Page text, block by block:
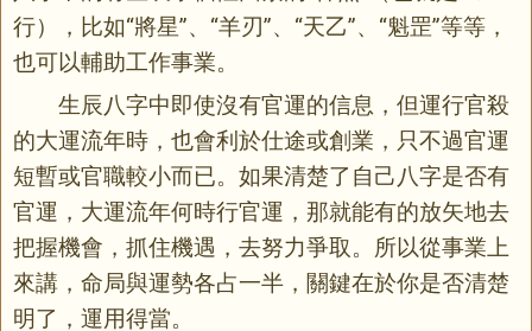
行），比如“將星”、“羊刃”、“天乙”、“魁罡”等等，
也可以輔助工作事業。
生辰八字中即使沒有官運的信息，但運行官殺
的大運流年時，也會利於仕途或創業，只不過官運
短暫或官職較小而已。如果清楚了自己八字是否有
官運，大運流年何時行官運，那就能有的放矢地去
把握機會，抓住機遇，去努力爭取。所以從事業上
來講，命局與運勢各占一半，關鍵在於你是否清楚
明了，運用得當。